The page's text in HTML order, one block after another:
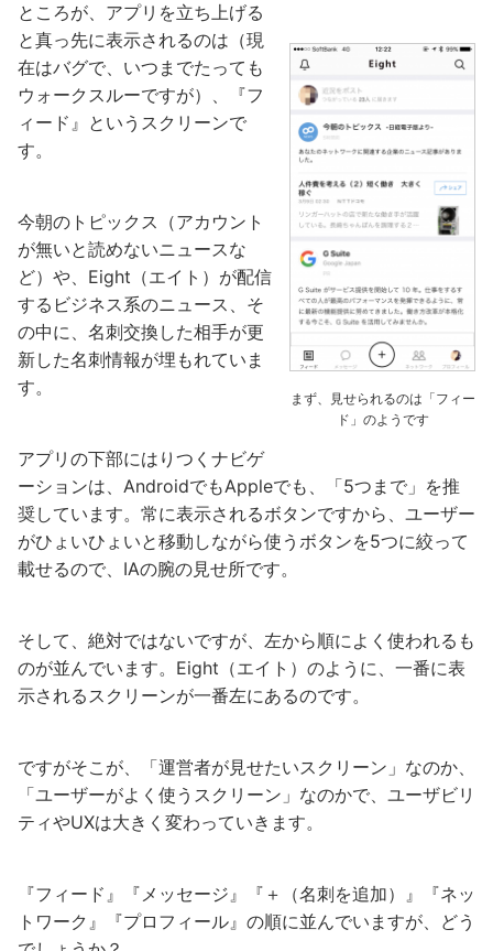
まず、見せられるのは「フィー
ド」のようです
ところが、アプリを立ち上げる
と真っ先に表示されるのは（現
在はバグで、いつまでたっても
ウォークスルーですが）、『フ
ィード』というスクリーンで
す。
今朝のトピックス（アカウント
が無いと読めないニュースな
ど）や、Eight（エイト）が配信
するビジネス系のニュース、そ
の中に、名刺交換した相手が更
新した名刺情報が埋もれていま
す。
アプリの下部にはりつくナビゲ
ーションは、AndroidでもAppleでも、「5つまで」を推
奨しています。常に表示されるボタンですから、ユーザー
がひょいひょいと移動しながら使うボタンを5つに絞って
載せるので、IAの腕の見せ所です。
そして、絶対ではないですが、左から順によく使われるも
のが並んでいます。Eight（エイト）のように、一番に表
示されるスクリーンが一番左にあるのです。
ですがそこが、「運営者が見せたいスクリーン」なのか、
「ユーザーがよく使うスクリーン」なのかで、ユーザビリ
ティやUXは大きく変わっていきます。
『フィード』『メッセージ』『＋（名刺を追加）』『ネッ
トワーク』『プロフィール』の順に並んでいますが、どう